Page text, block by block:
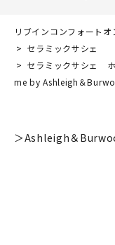
リブインコンフォート
セラミックサシェ
セラミックサシェ
me by Ashleigh＆
＞Ashleigh＆